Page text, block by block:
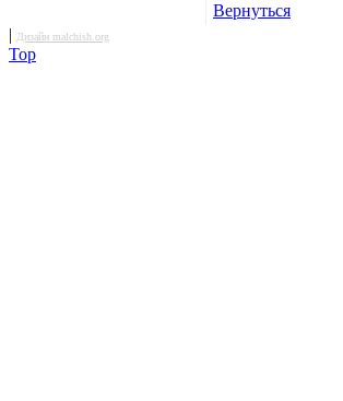
Вернуться
| Дизайн malchish.org
Top